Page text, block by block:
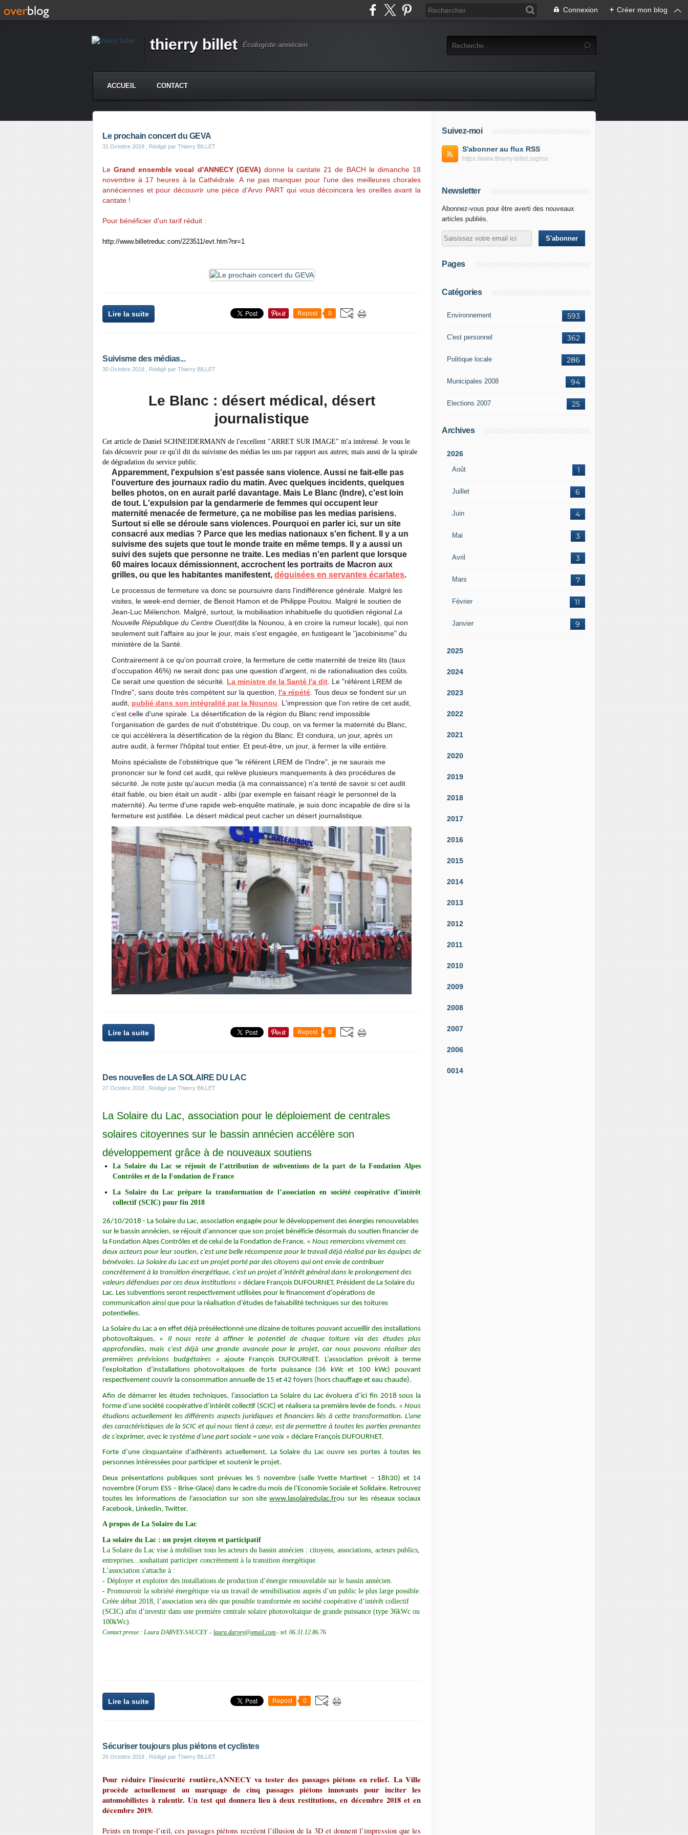
Connexion + Créer mon blog
thierry billet Écologiste annécien
ACCUEIL CONTACT
Le prochain concert du GEVA
31 Octobre 2018 , Rédigé par Thierry BILLET
LeGrand ensemble vocal d'ANNECY (GEVA) donne la cantate 21 de BACH le dimanche 18
novembre à 17 heures à la Cathédrale. A ne pas manquer pour l'une des meilleures chorales
annéciennes et pour découvrir une pièce d'ArvoPART qui vous décoincera les oreilles avant la
cantate !
Pour bénéficier d'un tarif réduit :
http://www.billetreduc.com/223511/evt.htm?nr=1
Lire la suite Repost 0
Suivisme des médias...
30 Octobre 2018 , Rédigé par Thierry BILLET
Le Blanc : désert médical, désert
journalistique
Cet article de Daniel SCHNEIDERMANN de l'excellent "ARRET SUR IMAGE" m'a intéressé. Je vous le
fais découvrir pour ce qu'il dit du suivisme des médias les uns par rapport aux autres; mais aussi de la spirale
de dégradation du service public.
Apparemment, l'expulsion s'est passée sans violence. Aussi ne fait-elle pas
l'ouverture des journaux radio du matin. Avec quelques incidents, quelques
belles photos, on en aurait parlé davantage. Mais Le Blanc (Indre), c'est loin
de tout. L'expulsion par la gendarmerie de femmes qui occupent leur
maternité menacée de fermeture, ça ne mobilise pas les medias parisiens.
Surtout si elle se déroule sans violences. Pourquoi en parler ici, sur un site
consacré aux medias ? Parce que les medias nationaux s'en fichent. Il y a un
suivisme des sujets que tout le monde traite en même temps. Il y a aussi un
suivi des sujets que personne ne traite. Les medias n'en parlent que lorsque
60 maires locaux démissionnent, accrochent les portraits de Macron aux
grilles, ou que les habitantes manifestent, déguisées en servantes écarlates.
Le processus de fermeture va donc se poursuivre dans l'indifférence générale. Malgré les
visites, le week-end dernier, de Benoit Hamon et de Philippe Poutou. Malgré le soutien de
Jean-Luc Mélenchon. Malgré, surtout, la mobilisation inhabituelle du quotidien régional La
Nouvelle République du Centre Ouest(dite la Nounou, à en croire la rumeur locale), qui non
seulement suit l'affaire au jour le jour, mais s'est engagée, en fustigeant le "jacobinisme" du
ministère de la Santé.
Contrairement à ce qu'on pourrait croire, la fermeture de cette maternité de treize lits (taux
d'occupation 46%) ne serait donc pas une question d'argent, ni de rationalisation des coûts.
Ce serait une question de sécurité. La ministre de la Santé l'a dit . Le "référent LREM de
l'Indre", sans doute très compétent sur la question,
l'a répété . Tous deux se fondent sur un
audit, publié dans son intégralité par la Nounou . L'impression que l'on retire de cet audit,
c'est celle d'une spirale. La désertification de la région du Blanc rend impossible
l'organisation de gardes de nuit d'obstétrique. Du coup, on va fermer la maternité du Blanc,
ce qui accélérera la désertification de la région du Blanc. Et conduira, un jour, après un
autre audit, à fermer l'hôpital tout entier. Et peut-être, un jour, à fermer la ville entière.
Moins spécialiste de l'obstétrique que "le référent LREM de l'Indre", je ne saurais me
prononcer sur le fond cet audit, qui relève plusieurs manquements à des procédures de
sécurité. Je note juste qu'aucun media (à ma connaissance) n'a tenté de savoir si cet audit
était fiable, ou bien était un audit - alibi (par exemple en faisant réagir le personnel de la
maternité). Au terme d'une rapide web-enquête matinale, je suis donc incapable de dire si la
fermeture est justifiée. Le désert médical peut cacher un désert journalistique.
Lire la suite Repost 0
Des nouvelles de LA SOLAIRE DU LAC
27 Octobre 2018 , Rédigé par Thierry BILLET
La Solaire du Lac, association pour le déploiement de centrales
solaires citoyennes sur le bassin annécien accélère son
développement grâce à de nouveaux soutiens
La Solaire du Lac se réjouit de l’attribution de subventions de la part de la Fondation Alpes
Contrôles et de la Fondation de France
La Solaire du Lac prépare la transformation de l’association en société coopérative d’intérêt
collectif (SCIC) pour fin 2018
26/10/2018 - La Solaire du Lac, association engagée pour le développement des énergies renouvelables
sur le bassin annécien, se réjouit d’annoncer que son projet bénéficie désormais du soutien financier de
la Fondation Alpes Contrôles et de celui de la Fondation de France. « Nous remercions vivement ces
deux acteurs pour leur soutien, c’est une belle récompense pour le travail déjà réalisé par les équipes de
bénévoles. La Solaire du Lac est un projet porté par des citoyens qui ont envie de contribuer
concrètement à la transition énergétique, c’est un projet d’intérêt général dans le prolongement des
valeurs défendues par ces deux institutions » déclare François DUFOURNET, Président de La Solaire du
Lac. Les subventions seront respectivement utilisées pour le financement d’opérations de
communication ainsi que pour la réalisation d’études de faisabilité techniques sur des toitures
potentielles.
La Solaire du Lac a en effet déjà présélectionné une dizaine de toitures pouvant accueillir des installations
photovoltaïques. « Il nous reste à affiner le potentiel de chaque toiture via des études plus
approfondies, mais c’est déjà une grande avancée pour le projet, car nous pouvons réaliser des
premières prévisions budgétaires » ajoute François DUFOURNET. L’association prévoit à terme
l’exploitation d’installations photovoltaïques de forte puissance (36 kWc et 100 kWc) pouvant
respectivement couvrir la consommation annuelle de 15 et 42 foyers (hors chauffage et eau chaude).
Afin de démarrer les études techniques, l’association La Solaire du Lac évoluera d’ici fin 2018 sous la
forme d’une société coopérative d’intérêt collectif (SCIC) et réalisera sa première levée de fonds. « Nous
étudions actuellement les différents aspects juridiques et financiers liés à cette transformation. L’une
des caractéristiques de la SCIC et qui nous tient à cœur, est de permettre à toutes les parties prenantes
de s’exprimer, avec le système d’une part sociale = une voix » déclare François DUFOURNET.
Forte d’une cinquantaine d’adhérents actuellement, La Solaire du Lac ouvre ses portes à toutes les
personnes intéressées pour participer et soutenir le projet.
Deux présentations publiques sont prévues les 5 novembre (salle Yvette Martinet – 18h30) et 14
novembre (Forum ESS – Brise-Glace) dans le cadre du mois de l’Economie Sociale et Solidaire. Retrouvez
toutes les informations de l’association sur son sitewww.lasolairedulac.frou sur les réseaux sociaux
Facebook, Linkedin, Twitter.
A propos de La Solaire du Lac
La solaire du Lac : un projet citoyen et participatif
La Solaire du Lac vise à mobiliser tous les acteurs du bassin annécien : citoyens, associations, acteurs publics,
entreprises...souhaitant participer concrètement à la transition énergétique.
L'association s'attache à :
- Déployer et exploiter des installations de production d’énergie renouvelable sur le bassin annécien.
- Promouvoir la sobriété énergétique via un travail de sensibilisation auprès d’un public le plus large possible.
Créée début 2018, l’association sera dès que possible transformée en société coopérative d’intérêt collectif
(SCIC) afin d’investir dans une première centrale solaire photovoltaïque de grande puissance (type 36kWc ou
100kWc).
Contact presse : Laura DARVEY-SAUCEY – laura.darvey@gmail.com– tel. 06.31.12.86.76
Lire la suite Repost 0
Sécuriser toujours plus piétons et cyclistes
26 Octobre 2018 , Rédigé par Thierry BILLET
Pour réduire l'insécurité routière,ANNECY va tester des passages piétons en relief. La Ville
procède actuellement au marquage de cinq passages piétons innovants pour inciter les
automobilistes à ralentir. Un test qui donnera lieu à deux restitutions, en décembre 2018 et en
décembre 2019.
Peints en trompe-l’œil, ces passages piétons recréent l’illusion de la 3D et donnent l’impression que les
Suivez-moi
S'abonner au flux RSS
https://www.thierry-billet.org/rss
Newsletter
Abonnez-vous pour être averti des nouveaux
articles publiés.
Pages
Catégories
593
Environnement
362
C'est personnel
286
Politique locale
94
Municipales 2008
25
Elections 2007
Archives
2026
Août 1
Juillet 6
Juin 4
Mai 3
Avril 3
Mars 7
Février 11
Janvier 9
2025
2024
2023
2022
2021
2020
2019
2018
2017
2016
2015
2014
2013
2012
2011
2010
2009
2008
2007
2006
0014